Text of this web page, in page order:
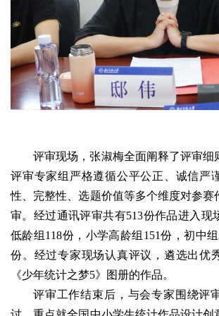
评审现场，张淑梅全面阐释了评审细
评审专家组严格遵循公平公正、诚信严
性、完整性、选题价值等多个维度对参赛
审。经过通讯评审共有513份作品进入现
低龄组118份，小学高龄组151份，初中
份。经过专家现场认真评议，遴选出优
《少年统计之梦5》图册的作品。
评审工作结束后，与会专家围绕评